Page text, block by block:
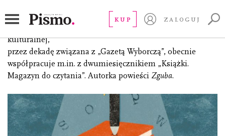
KUP ZALOGUJ
(ur. 1987), dziennikarka specjalizująca się w tematyce
kulturalnej,
przez dekadę związana z „Gazetą Wyborczą”, obecnie
współpracuje m.in. z dwumiesięcznikiem „Książki.
Magazyn do czytania”. Autorka powieści Zguba.